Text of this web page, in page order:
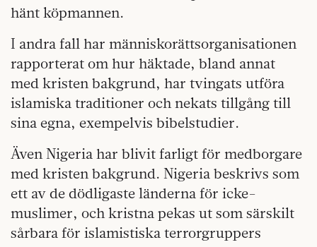
hänt köpmannen.
I andra fall har människorättsorganisationen
rapporterat om hur häktade, bland annat
med kristen bakgrund, har tvingats utföra
islamiska traditioner och nekats tillgång till
sina egna, exempelvis bibelstudier.
Även Nigeria har blivit farligt för medborgare
med kristen bakgrund. Nigeria beskrivs som
ett av de dödligaste länderna för icke-
muslimer, och kristna pekas ut som särskilt
sårbara för islamistiska terrorgruppers